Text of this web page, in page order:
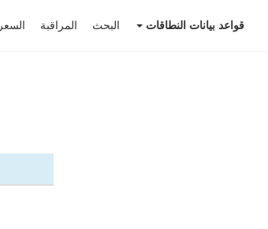
قواعد بيانات النطاقات البحث المراقبة السعر